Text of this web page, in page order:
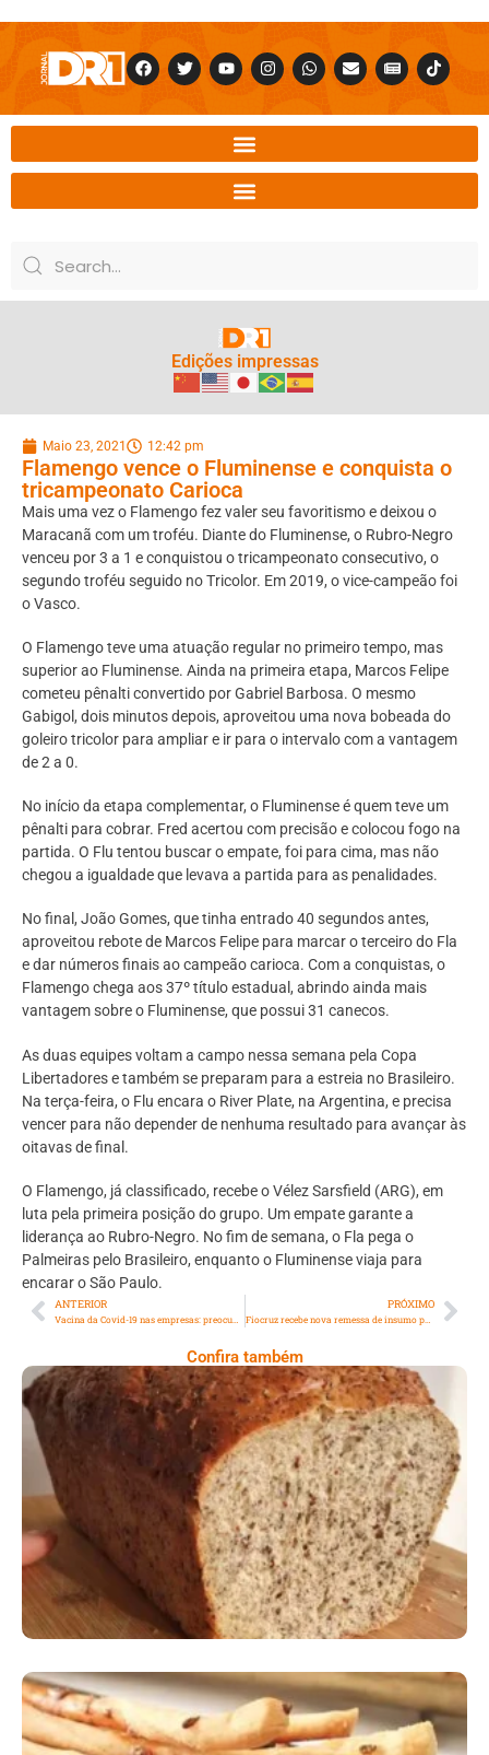
Edições impressas
Maio 23, 2021 12:42 pm
Flamengo vence o Fluminense e conquista o
tricampeonato Carioca
Mais uma vez o Flamengo fez valer seu favoritismo e deixou o
Maracanã com um troféu. Diante do Fluminense, o Rubro-Negro
venceu por 3 a 1 e conquistou o tricampeonato consecutivo, o
segundo troféu seguido no Tricolor. Em 2019, o vice-campeão foi
o Vasco.
O Flamengo teve uma atuação regular no primeiro tempo, mas
superior ao Fluminense. Ainda na primeira etapa, Marcos Felipe
cometeu pênalti convertido por Gabriel Barbosa. O mesmo
Gabigol, dois minutos depois, aproveitou uma nova bobeada do
goleiro tricolor para ampliar e ir para o intervalo com a vantagem
de 2 a 0.
No início da etapa complementar, o Fluminense é quem teve um
pênalti para cobrar. Fred acertou com precisão e colocou fogo na
partida. O Flu tentou buscar o empate, foi para cima, mas não
chegou a igualdade que levava a partida para as penalidades.
No final, João Gomes, que tinha entrado 40 segundos antes,
aproveitou rebote de Marcos Felipe para marcar o terceiro do Fla
e dar números finais ao campeão carioca. Com a conquistas, o
Flamengo chega aos 37º título estadual, abrindo ainda mais
vantagem sobre o Fluminense, que possui 31 canecos.
As duas equipes voltam a campo nessa semana pela Copa
Libertadores e também se preparam para a estreia no Brasileiro.
Na terça-feira, o Flu encara o River Plate, na Argentina, e precisa
vencer para não depender de nenhuma resultado para avançar às
oitavas de final.
O Flamengo, já classificado, recebe o Vélez Sarsfield (ARG), em
luta pela primeira posição do grupo. Um empate garante a
liderança ao Rubro-Negro. No fim de semana, o Fla pega o
Palmeiras pelo Brasileiro, enquanto o Fluminense viaja para
encarar o São Paulo.
ANTERIOR PRÓXIMO
Fiocruz recebe nova remessa de insumo para produção de vacina
Confira também
Comer Bem: Pão Low Carb